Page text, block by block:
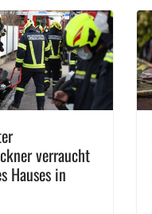
verraucht
Hauses in